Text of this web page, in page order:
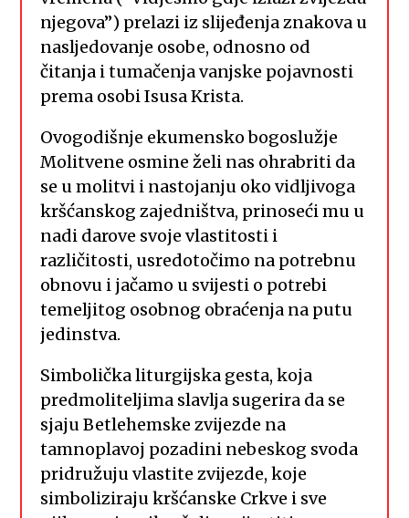
njegova”) prelazi iz slijeđenja znakova u
nasljedovanje osobe, odnosno od
čitanja i tumačenja vanjske pojavnosti
prema osobi Isusa Krista.
Ovogodišnje ekumensko bogoslužje
Molitvene osmine želi nas ohrabriti da
se u molitvi i nastojanju oko vidljivoga
kršćanskog zajedništva, prinoseći mu u
nadi darove svoje vlastitosti i
različitosti, usredotočimo na potrebnu
obnovu i jačamo u svijesti o potrebi
temeljitog osobnog obraćenja na putu
jedinstva.
Simbolička liturgijska gesta, koja
predmoliteljima slavlja sugerira da se
sjaju Betlehemske zvijezde na
tamnoplavoj pozadini nebeskog svoda
pridružuju vlastite zvijezde, koje
simboliziraju kršćanske Crkve i sve